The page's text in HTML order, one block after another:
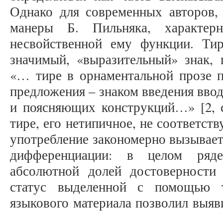
Однако для современных
манеры Б. Пильняка,
несвойственной ему функции.
значимый, «выразительный»
«… тире в орнаментальной прозе
предложения – знаком введения
и поясняющих конструкций…» [2,
тире, его нетипичное, не
употребление закономерно
дифференциации: в целом
абсолютной долей достоверности
статус выделенной с помощью
языкового материала позволил